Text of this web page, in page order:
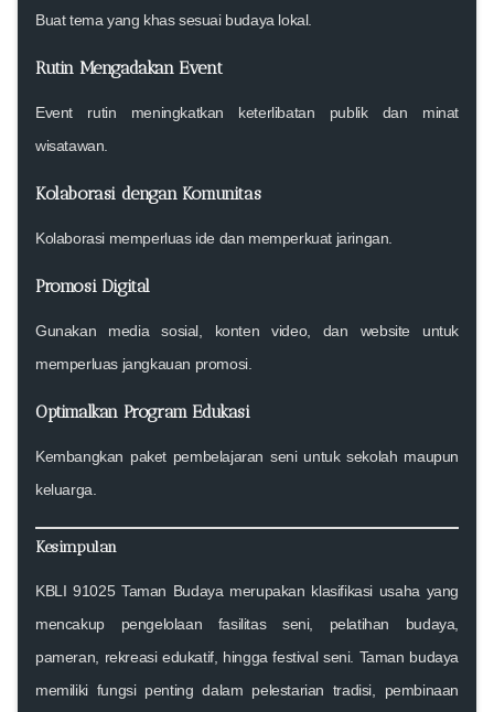
Buat tema yang khas sesuai budaya lokal.
Rutin Mengadakan Event
Event rutin meningkatkan keterlibatan publik dan minat
wisatawan.
Kolaborasi dengan Komunitas
Kolaborasi memperluas ide dan memperkuat jaringan.
Promosi Digital
Gunakan media sosial, konten video, dan website untuk
memperluas jangkauan promosi.
Optimalkan Program Edukasi
Kembangkan paket pembelajaran seni untuk sekolah maupun
keluarga.
Kesimpulan
KBLI 91025 Taman Budaya merupakan klasifikasi usaha yang
mencakup pengelolaan fasilitas seni, pelatihan budaya,
pameran, rekreasi edukatif, hingga festival seni. Taman budaya
memiliki fungsi penting dalam pelestarian tradisi, pembinaan